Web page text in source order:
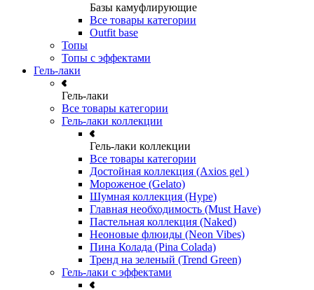
Базы камуфлирующие
Все товары категории
Outfit base
Топы
Топы с эффектами
Гель-лаки
Гель-лаки
Все товары категории
Гель-лаки коллекции
Гель-лаки коллекции
Все товары категории
Достойная коллекция (Axios gel )
Мороженое (Gelato)
Шумная коллекция (Hype)
Главная необходимость (Must Have)
Пастельная коллекция (Naked)
Неоновые флюиды (Neon Vibes)
Пина Колада (Pina Colada)
Тренд на зеленый (Trend Green)
Гель-лаки с эффектами